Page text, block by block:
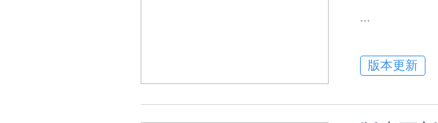
​...
版本更新